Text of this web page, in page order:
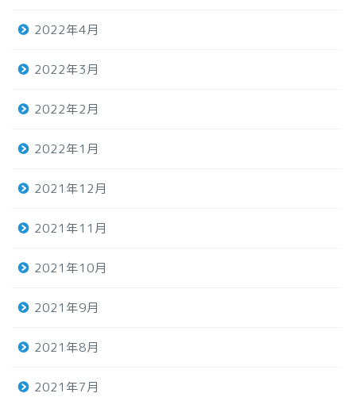
2022年4月
2022年3月
2022年2月
2022年1月
2021年12月
2021年11月
2021年10月
2021年9月
2021年8月
2021年7月